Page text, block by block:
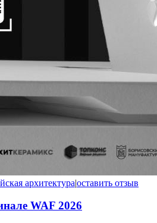
архитектура|оставить отзыв
WAF 2026